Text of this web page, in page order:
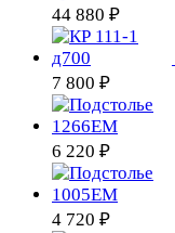
44 880 ₽
7 800 ₽
6 220 ₽
4 720 ₽